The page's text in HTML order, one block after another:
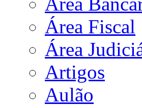
Área Fiscal
Área
Artigos
Aulão